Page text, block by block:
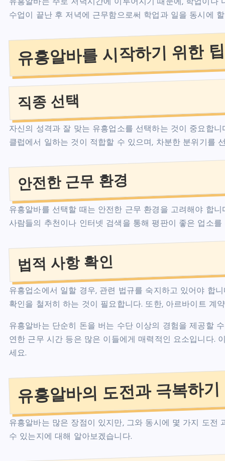
유흥알바는 주로 저녁시간에 이루어지기 때문에, 학업이나
수업이 끝난 후 저녁에 근무함으로써 학업과 일을 동시에
유흥알바를 시작하기 위한 팁
직종 선택
자신의 성격과 잘 맞는 유흥업소를 선택하는 것이 중요합
클럽에서 일하는 것이 적합할 수 있으며, 차분한 분위기를
안전한 근무 환경
유흥알바를 선택할 때는 안전한 근무 환경을 고려해야 합
사람들의 추천이나 인터넷 검색을 통해 평판이 좋은 업소
법적 사항 확인
유흥업소에서 일할 경우, 관련 법규를 숙지하고 있어야 합
확인을 철저히 하는 것이 필요합니다. 또한, 아르바이트 계
유흥알바는 단순히 돈을 버는 수단 이상의 경험을 제공할
연한 근무 시간 등은 많은 이들에게 매력적인 요소입니다.
세요.
유흥알바의 도전과 극복하기
유흥알바는 많은 장점이 있지만, 그와 동시에 몇 가지 도전
수 있는지에 대해 알아보겠습니다.